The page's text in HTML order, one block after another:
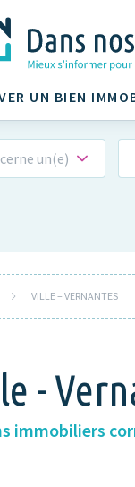
UN BIEN
un(e)
VILLE – VERNANTES
-
immobiliers